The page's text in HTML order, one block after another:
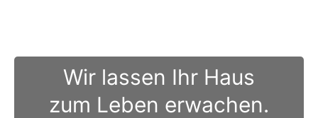
Wir lassen Ihr Haus
zum Leben erwachen.​